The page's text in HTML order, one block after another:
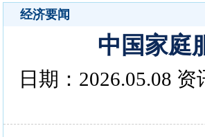
经济要闻
中国家庭
日期：2026.05.08